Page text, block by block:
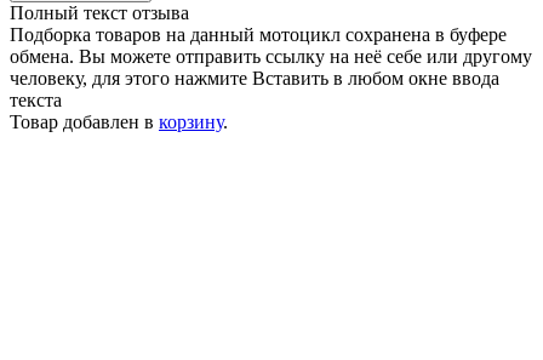
Полный текст отзыва
Подборка товаров на данный мотоцикл сохранена в буфере
обмена. Вы можете отправить ссылку на неё себе или другому
человеку, для этого нажмите Вставить в любом окне ввода
текста
Товар добавлен в корзину.